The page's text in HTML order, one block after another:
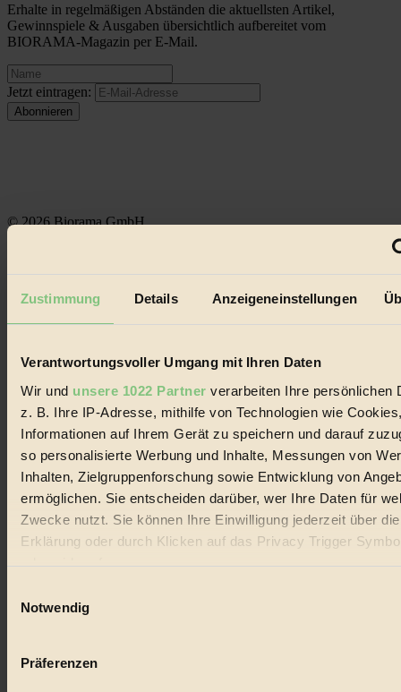
Zustimmung Details Anzeigeneinstellungen
Verantwortungsvoller Umgang mit Ihren Daten
Wir und unsere 1022 Partner verarbeiten Ihre persönlichen
z. B. Ihre IP-Adresse, mithilfe von Technologien wie
Informationen auf Ihrem Gerät zu speichern und darauf
so personalisierte Werbung und Inhalte, Messungen von
Inhalten, Zielgruppenforschung sowie Entwicklung von
ermöglichen. Sie entscheiden darüber, wer Ihre Daten für
Zwecke nutzt. Sie können Ihre Einwilligung jederzeit über
Erklärung oder durch Klicken auf das Privacy Trigger
oder widerrufen
Wenn Sie es erlauben, würden wir auch gerne:
Ihr Gerät durch aktives Scannen nach bestimmten
Notwendig
Präferenzen
Erhalte in regelmäßigen Abständen die aktuellsten Artikel,
Gewinnspiele & Ausgaben übersichtlich aufbereitet vom
BIORAMA-Magazin per E-Mail.
Jetzt eintragen:
© 2026 Biorama GmbH
Handels mit Bioprodukten, des Fair-Trade sowie der Branche
Social Media
22.601 Fans auf Facebook
3.415 Follower auf Twitter
Folge uns auf Instagram
Themen
Bio
Vegan